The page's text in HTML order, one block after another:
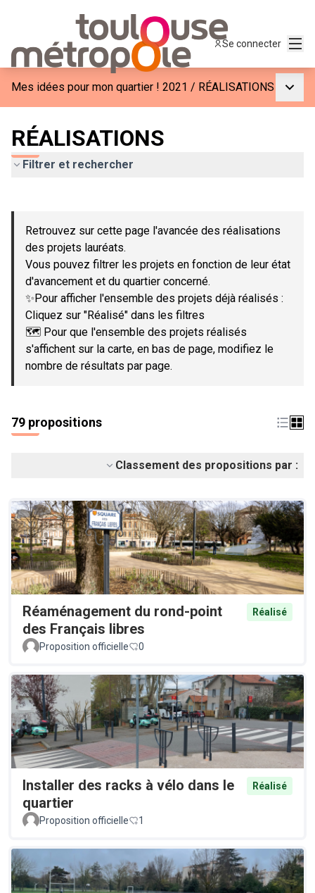
Se connecter
Mes idées pour mon quartier ! 2021 / RÉALISATIONS
RÉALISATIONS
Filtrer et rechercher
−
Retrouvez sur cette page l'avancée des réalisations
des projets lauréats.
Vous pouvez filtrer les projets en fonction de leur état
d'avancement et du quartier concerné.
✨Pour afficher l'ensemble des projets déjà réalisés :
Cliquez sur "Réalisé" dans les filtres
🗺️ Pour que l'ensemble des projets réalisés
s'affichent sur la carte, en bas de page, modifiez le
nombre de résultats par page.
79 propositions
Classement des propositions par :
Réaménagement du rond-point
des Français libres
Réalisé
Proposition officielle 0
Installer des racks à vélo dans le
quartier
Réalisé
Proposition officielle 1